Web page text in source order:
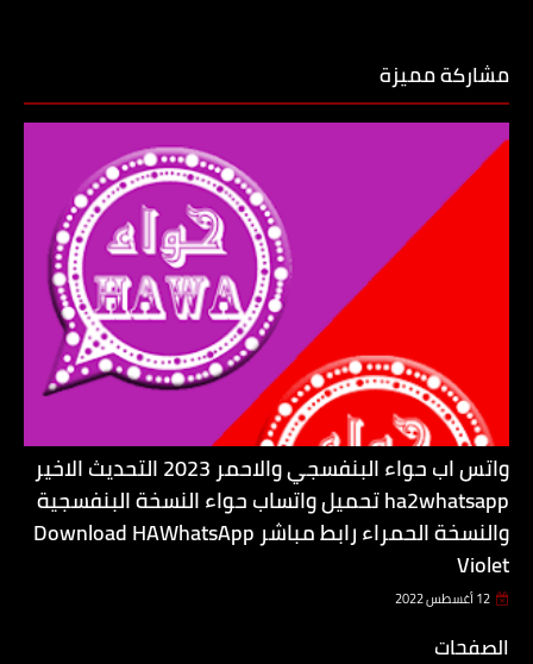
مشاركة مميزة
واتس اب حواء البنفسجي والاحمر 2023 التحديث الاخير
ha2whatsapp تحميل واتساب حواء النسخة البنفسجية
والنسخة الحمراء رابط مباشر Download HAWhatsApp
Violet
12 أغسطس 2022
الصفحات